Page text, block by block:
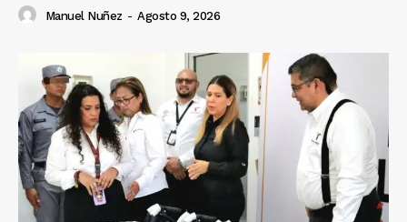
Manuel Nuñez - Agosto 9, 2026